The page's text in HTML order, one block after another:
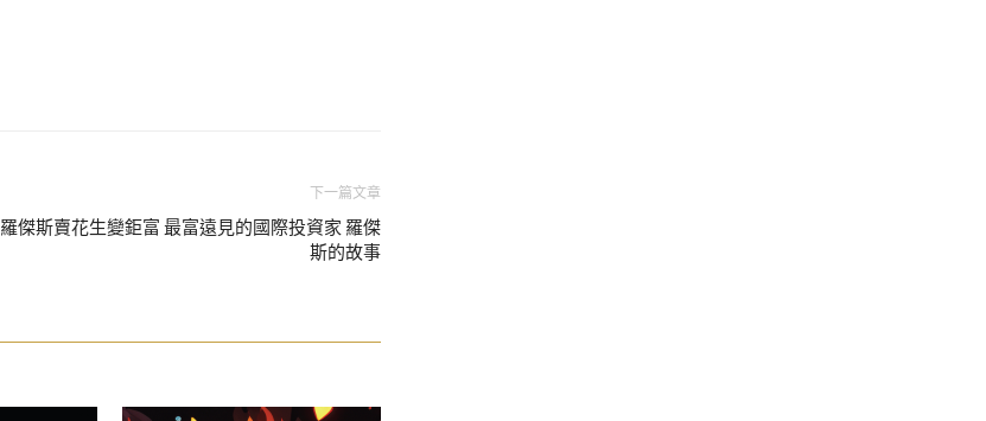
下一篇文章
羅傑斯賣花生變鉅富 最富遠見的國際投資家 羅傑
斯的故事